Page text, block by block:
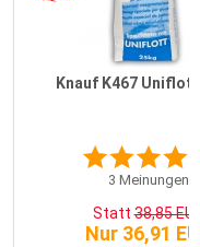
Knauf K467
3 Meinungen
Statt38,85
Nur 36,91